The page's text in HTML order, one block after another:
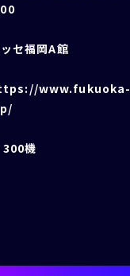
セ福岡A館
www.fukuoka-
300機